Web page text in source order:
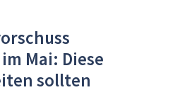
Mai: Diese
sollten